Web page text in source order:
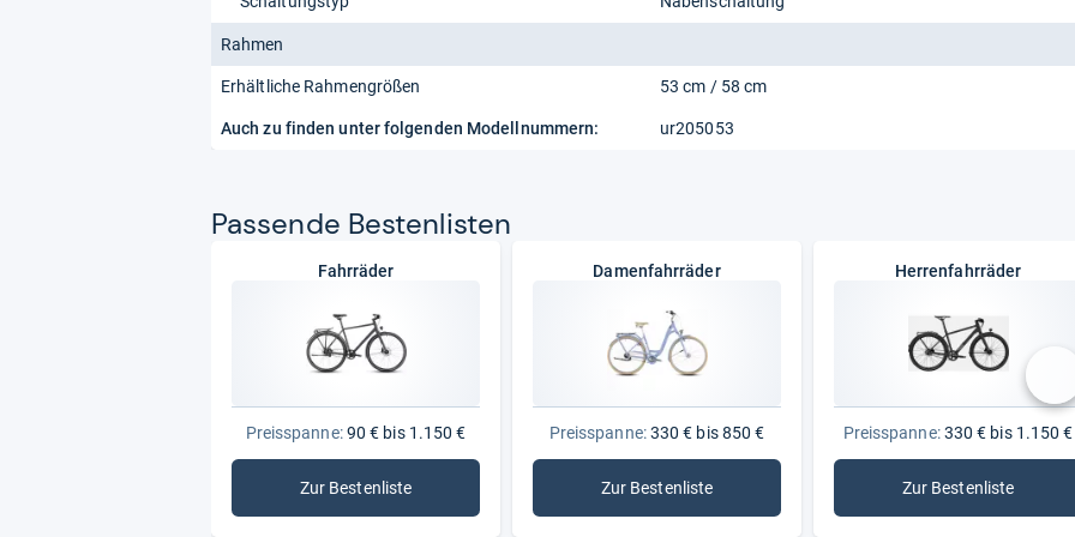
Rahmen
Erhältliche Rahmengrößen 53 cm / 58 cm
Auch zu finden unter folgenden Modellnummern: ur205053
Pas­sende Bes­ten­lis­ten
Fahrräder
Preisspanne:90 € bis 1.150 €
Zur Bestenliste
: Fahrräder
Damenfahrräder
Preisspanne:330 € bis 850 €
Zur Bestenliste: Damenfahrräder
Herrenfahrräder
Preisspanne:330 € bis 1.150 €
Zur Bestenliste
: